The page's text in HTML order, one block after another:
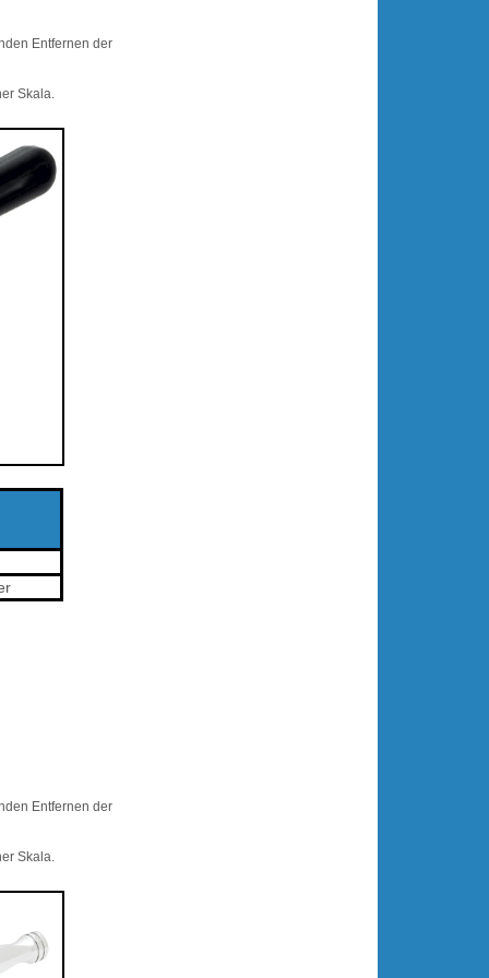
Entfernen der
Skala.
Entfernen der
Skala.